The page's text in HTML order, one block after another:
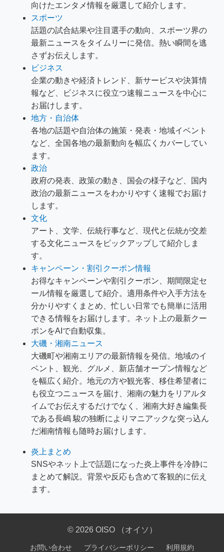
向けたエンタメ情報を厳選して紹介します。
スポーツ
話題の試合結果や注目選手の動向、スポーツ界の
最新ニュースをタイムリーに発信。熱い瞬間を逃
さずお伝えします。
ビジネス
企業の動きや経済トレンド、新サービスや決算情
報など、ビジネスに役立つ速報ニュースを中心に
お届けします。
地方・自治体
各地の話題や自治体の施策・発表・地域イベント
など、全国各地の最新動向を幅広くカバーしてい
ます。
政治
政府の発表、政策の動き、国会の様子など、国内
政治の最新ニュースをわかりやすく速報でお届け
します。
文化
アート、文学、伝統行事など、現代と伝統が交差
する文化ニュースをピックアップして紹介しま
す。
キャンペーン・割引クーポン情報
お得なキャンペーンや割引クーポン、期間限定セ
ール情報を厳選して紹介。適用条件や入手方法を
分かりやすくまとめ、忙しい日常でも簡単に活用
できる情報をお届けします。ネット上の最新クー
ポンをAIで自動収集。
大磯・湘南ニュース
大磯町や湘南エリアの最新情報を発信。地域のイ
ベント、観光、グルメ、新店舗オープン情報など
を幅広く紹介。地元の方や観光客、移住希望者に
も役立つニュースを届け、湘南の魅力をリアルタ
イムでお伝えするだけでなく、湘南大好き編集長
である長嶋 駿の独断によりマニアックな突っ込ん
だ湘南情報も随時お届けします。
炎上まとめ
SNSやネット上で話題になった炎上事件を冷静に
まとめて解説。背景や反応も含めて客観的に伝え
ます。
© 2026 OISO （オイソ）
お問い合わせ プライバシーポリシー 利用規約